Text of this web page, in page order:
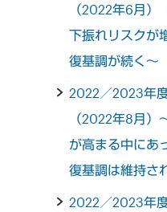
（2022年6月）
下振れリスクが
復基調が続く～
2022／2023年
（2022年8月）
が高まる中にあ
復基調は維持さ
2022／2023年